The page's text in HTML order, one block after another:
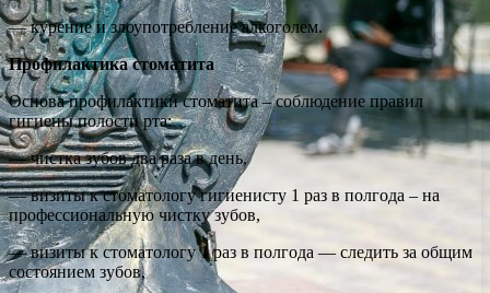
— курение и злоупотребление алкоголем.
Профилактика стоматита
Основа профилактики стоматита – соблюдение правил
гигиены полости рта:
— чистка зубов два раза в день,
— визиты к стоматологу гигиенисту 1 раз в полгода – на
профессиональную чистку зубов,
— визиты к стоматологу 1 раз в полгода — следить за общим
состоянием зубов,